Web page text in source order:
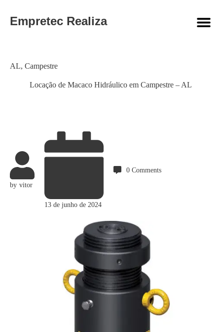
Empretec Realiza
Locação de Macaco Hidráulico em Campestre – AL
Category
AL, Campestre
by vitor
13 de junho de 2024
0 Comments